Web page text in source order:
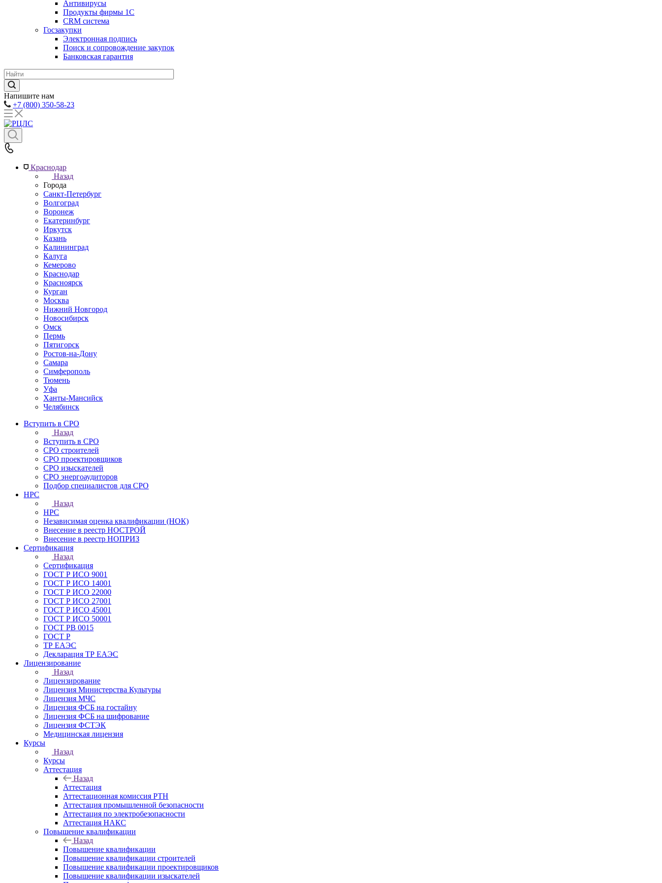
Антивирусы
Продукты фирмы 1C
CRM система
Госзакупки
Электронная подпись
Поиск и сопровождение закупок
Банковская гарантия
Напишите нам
+7 (800) 350-58-23
Краснодар
Назад
Города
Санкт-Петербург
Волгоград
Воронеж
Екатеринбург
Иркутск
Казань
Калининград
Калуга
Кемерово
Краснодар
Красноярск
Курган
Москва
Нижний Новгород
Новосибирск
Омск
Пермь
Пятигорск
Ростов-на-Дону
Самара
Симферополь
Тюмень
Уфа
Ханты-Мансийск
Челябинск
Вступить в СРО
Назад
Вступить в СРО
СРО строителей
СРО проектировщиков
СРО изыскателей
СРО энергоаудиторов
Подбор специалистов для СРО
НРС
Назад
НРС
Независимая оценка квалификации (НОК)
Внесение в реестр НОСТРОЙ
Внесение в реестр НОПРИЗ
Сертификация
Назад
Сертификация
ГОСТ Р ИСО 9001
ГОСТ Р ИСО 14001
ГОСТ Р ИСО 22000
ГОСТ Р ИСО 27001
ГОСТ Р ИСО 45001
ГОСТ Р ИСО 50001
ГОСТ РВ 0015
ГОСТ Р
ТР ЕАЭС
Декларация ТР ЕАЭС
Лицензирование
Назад
Лицензирование
Лицензия Министерства Культуры
Лицензия МЧС
Лицензия ФСБ на гостайну
Лицензия ФСБ на шифрование
Лицензия ФСТЭК
Медицинская лицензия
Курсы
Назад
Курсы
Аттестация
Назад
Аттестация
Аттестационная комиссия РТН
Аттестация промышленной безопасности
Аттестация по электробезопасности
Аттестация НАКС
Повышение квалификации
Назад
Повышение квалификации
Повышение квалификации строителей
Повышение квалификации проектировщиков
Повышение квалификации изыскателей